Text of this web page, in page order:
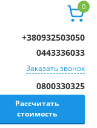
0
0800330325
Рассчитать
стоимость
+380932503050
0443336033
Заказать звонок